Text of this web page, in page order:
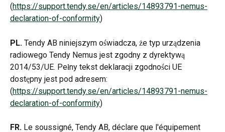
(https://support.tendy.se/en/articles/14893791-nemus-
declaration-of-conformity)
PL. Tendy AB niniejszym oświadcza, że typ urządzenia
radiowego Tendy Nemus jest zgodny z dyrektywą
2014/53/UE. Pełny tekst deklaracji zgodności UE
dostępny jest pod adresem:
(https://support.tendy.se/en/articles/14893791-nemus-
declaration-of-conformity)
FR. Le soussigné, Tendy AB, déclare que l'équipement